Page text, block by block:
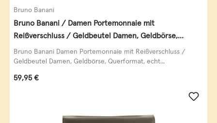
Bruno Banani
Bruno Banani / Damen Portemonnaie mit
Reißverschluss / Geldbeutel Damen, Geldbörse,
Querformat, echt Leder, black/white/red
Bruno Banani Damen Portemonnaie mit Reißverschluss /
Geldbeutel Damen, Geldbörse, Querformat, echt...
Regulärer Preis:
59,95 €